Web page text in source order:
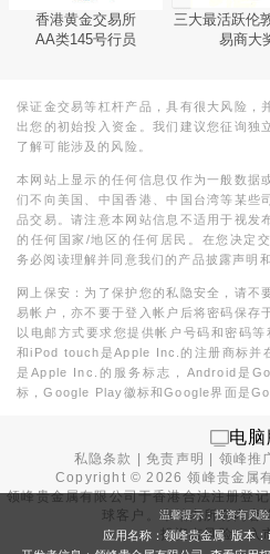
香港黄金交易所
AA类145号行员
三大最活跃伦
易商大
保证金交易等杠杆产品，具有很大风险，
出您的初始投入资金。我们建议您征询独
了解可能涉及的风险。
本网站上显示的任何信息仅作为一般数据
们不向美国、中国香港、中国台湾等某些
品交易。请注意本网站信息不适用于视发
的任何国家/地区的任何居民。在您决定
务必阅读理解并同意我们的产品披露声明
网上保安：为了保护您的私隐安全，请不
易帐户，亦不要于登入帐户后将密码保存
以电邮方式要求您提供帐户号码和密码
和iPod touch是Apple Inc.的注册商标并
是Apple Inc.的服务标志，Android是
标，Google Play徽标和Google界面是
电脑
私隐条款 |免责声明 领峰推
Copyright ©2026 领峰贵金属
领峰贵金属有限公司于香港合法注册登记
球客户。本站内所有内容
投资有风险，入
温馨提示：投资有风
应用名称：领峰贵金属 版本：